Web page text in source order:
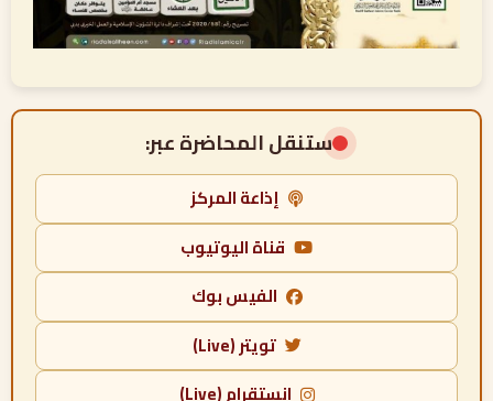
ستنقل المحاضرة عبر:
إذاعة المركز
قناة اليوتيوب
الفيس بوك
تويتر (Live)
انستقرام (Live)